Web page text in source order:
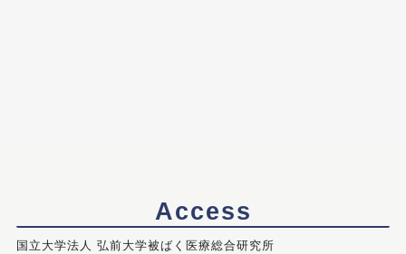
Access
国立大学法人 弘前大学被ばく医療総合研究所